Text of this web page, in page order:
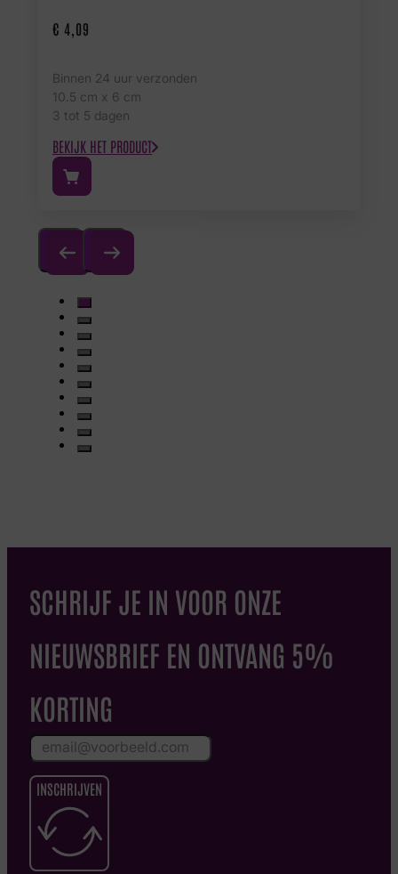
€ 4,09
Binnen 24 uur verzonden
10.5 cm x 6 cm
3 tot 5 dagen
BEKIJK HET PRODUCT
SCHRIJF JE IN VOOR ONZE
NIEUWSBRIEF EN ONTVANG 5%
KORTING
INSCHRIJVEN